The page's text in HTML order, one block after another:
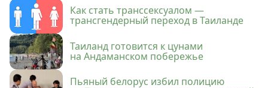
Как стать транссексуалом —
трансгендерный переход в Таиланде
Таиланд готовится к цунами
на Андаманском побережье
Пьяный белорус избил полицию